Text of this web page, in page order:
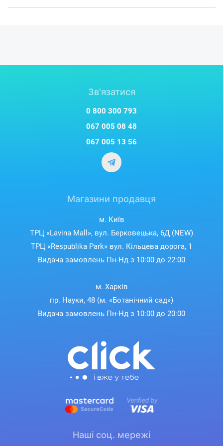
Зв'язатися
0 800 300 793
067 005 08 48
067 005 13 56
Магазини продавця
м. Київ
ТРЦ «Lavina Mall», вул. Берковецька, 6Д (NEW)
ТРЦ «Respublika Park» вул. Кільцева дорога, 1
Видача замовлень Пн-Нд з 10:00 до 22:00
м. Харків
пр. Науки, 48 (м. «Ботанічний сад»)
Видача замовлень Пн-Нд з 10:00 до 20:00
Наші соц. мережі